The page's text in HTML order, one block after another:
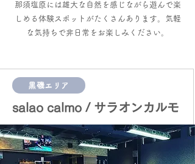
那須塩原には雄大な自然を感じながら遊んで楽
しめる体験スポットがたくさんあります。気軽
な気持ちで非日常をお楽しみください。
黒磯エリア
salao calmo / サラオンカルモ